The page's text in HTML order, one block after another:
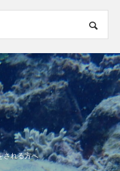
される方へ